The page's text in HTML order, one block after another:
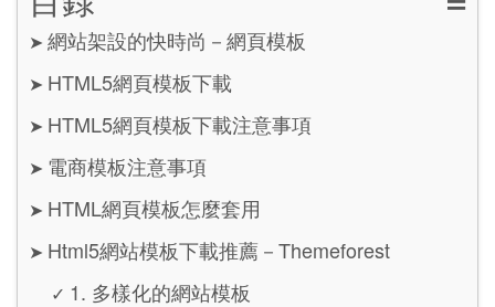
➤ 網站架設的快時尚－網頁模板
➤ HTML5網頁模板下載
➤ HTML5網頁模板下載注意事項
➤ 電商模板注意事項
➤ HTML網頁模板怎麼套用
➤ Html5網站模板下載推薦－Themeforest
✓ 1. 多樣化的網站模板